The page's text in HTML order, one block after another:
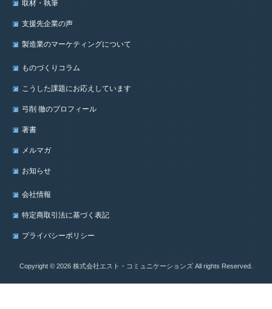
取材・執筆
支援先企業の声
製造業のマーケティングについて
ものづくりコラム
こうした課題にお応えしています
弓削 徹のプロフィール
著書
メルマガ
お知らせ
会社情報
特定商取引法に基づく表記
プライバシーポリシー
Copyright © 2026 株式会社エスト・コミュニケーションズ All rights Reserved.